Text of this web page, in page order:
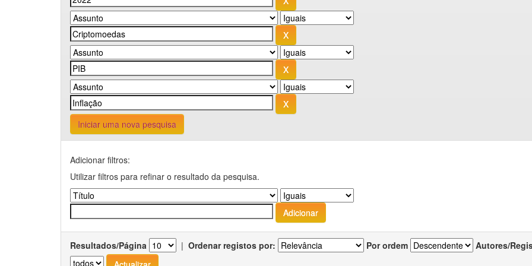
Iniciar uma nova pesquisa
Adicionar filtros:
Utilizar filtros para refinar o resultado da pesquisa.
Resultados/Página | Ordenar registos por: Por ordem Autores/